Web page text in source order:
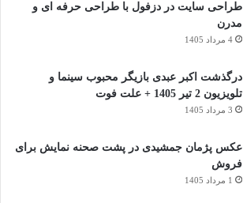
طراحی سایت در دزفول با طراحی حرفه‌ ای و
مدرن
4 مرداد 1405
درگذشت اکبر عبدی بازیگر محبوب سینما و
تلویزیون 2 تیر 1405 + علت فوت
3 مرداد 1405
عکس پژمان جمشیدی در پشت صحنه نمایش برای
فروش
1 مرداد 1405